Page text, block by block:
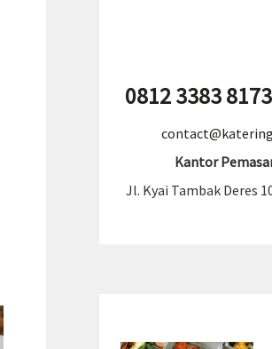
0812 3383
Kantor
Jl. Kyai Tambak Deres